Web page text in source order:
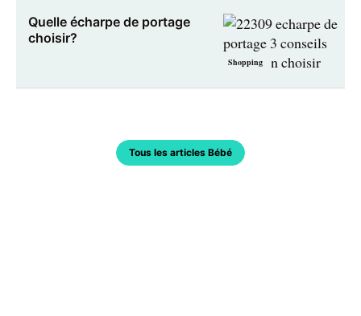
Shopping
Quelle écharpe de portage
choisir?
Tous les articles Bébé